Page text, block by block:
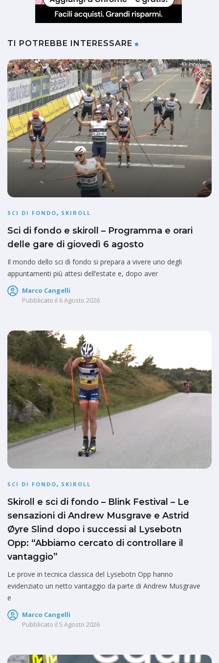
TI POTREBBE INTERESSARE
SCI DI FONDO, SKIROLL
Sci di fondo e skiroll – Programma e orari
delle gare di giovedì 6 agosto
Il mondo dello sci di fondo si prepara a vivere uno degli
appuntamenti più attesi dell’estate e, dopo aver
Marco Cangelli
Pubblicato il 6 Agosto 2026
SCI DI FONDO, SKIROLL
Skiroll e sci di fondo – Blink Festival – Le
sensazioni di Andrew Musgrave e Astrid
Øyre Slind dopo i successi al Lysebotn
Opp: “Abbiamo cercato di controllare il
vantaggio”
Le prove in tecnica classica del Lysebotn Opp hanno
evidenziato un netto vantaggio da parte di Andrew Musgrave
e
Marco Cangelli
Pubblicato il 5 Agosto 2026